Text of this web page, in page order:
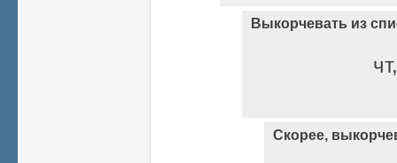
Выкорчевать из
Скорее,